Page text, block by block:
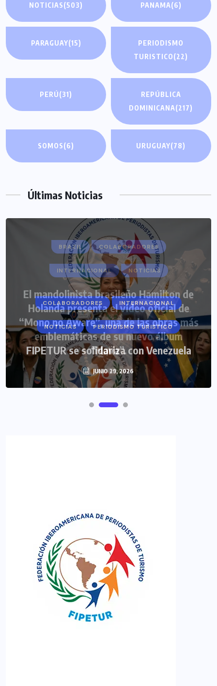
NOTICIAS(503) PANAMA(6)
PARAGUAY(15)
PERIODISMO
TURISTICO(22)
PERÚ(31)
REPÚBLICA
DOMINICANA(217)
SOMOS(6) URUGUAY(78)
Últimas Noticias
COLABORADORES INTERNACIONAL
NOTICIAS PERIODISMO TURISTICO
FIPETUR se solidariza con Venezuela
JUNIO 29, 2026